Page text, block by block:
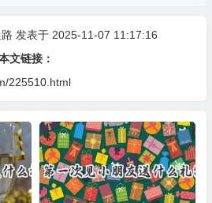
发表于 2025-11-07 11:17:16
文链接：
225510.html